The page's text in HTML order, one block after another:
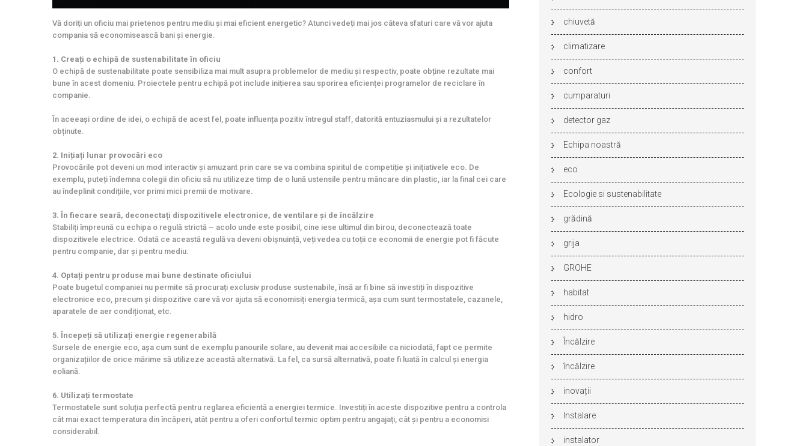
Vă doriți un oficiu mai prietenos pentru mediu și mai eficient energetic? Atunci vedeți mai jos câteva sfaturi care vă vor ajuta
compania să economisească bani și energie.
1. Creați o echipă de sustenabilitate în oficiu
O echipă de sustenabilitate poate sensibiliza mai mult asupra problemelor de mediu și respectiv, poate obține rezultate mai
bune în acest domeniu. Proiectele pentru echipă pot include inițierea sau sporirea eficienței programelor de reciclare în
companie.
În aceeași ordine de idei, o echipă de acest fel, poate influența pozitiv întregul staff, datorită entuziasmului și a rezultatelor
obținute.
2. Inițiați lunar provocări eco
Provocările pot deveni un mod interactiv și amuzant prin care se va combina spiritul de competiție și inițiativele eco. De
exemplu, puteți îndemna colegii din oficiu să nu utilizeze timp de o lună ustensile pentru mâncare din plastic, iar la final cei care
au îndeplinit condițiile, vor primi mici premii de motivare.
3. În fiecare seară, deconectați dispozitivele electronice, de ventilare și de încălzire
Stabiliți împreună cu echipa o regulă strictă – acolo unde este posibil, cine iese ultimul din birou, deconectează toate
dispozitivele electrice. Odată ce această regulă va deveni obișnuință, veți vedea cu toții ce economii de energie pot fi făcute
pentru companie, dar și pentru mediu.
4. Optați pentru produse mai bune destinate oficiului
Poate bugetul companiei nu permite să procurați exclusiv produse sustenabile, însă ar fi bine să investiți în dispozitive
electronice eco, precum și dispozitive care vă vor ajuta să economisiți energia termică, așa cum sunt termostatele, cazanele,
aparatele de aer condiționat, etc.
5. Începeți să utilizați energie regenerabilă
Sursele de energie eco, așa cum sunt de exemplu panourile solare, au devenit mai accesibile ca niciodată, fapt ce permite
organizațiilor de orice mărime să utilizeze această alternativă. La fel, ca sursă alternativă, poate fi luată în calcul și energia
eoliană.
6. Utilizați termostate
Termostatele sunt soluția perfectă pentru reglarea eficientă a energiei termice. Investiți în aceste dispozitive pentru a controla
cât mai exact temperatura din încăperi, atât pentru a oferi confortul termic optim pentru angajați, cât și pentru a economisi
considerabil.
chiuvetă
climatizare
confort
cumparaturi
detector gaz
Echipa noastră
eco
Ecologie si sustenabilitate
grădină
grija
GROHE
habitat
hidro
Încălzire
încălzire
inovații
Instalare
instalator